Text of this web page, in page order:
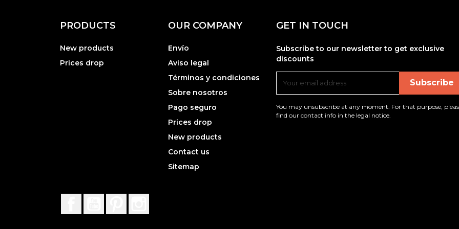
PRODUCTS
New products
Prices drop
OUR COMPANY
Envío
Aviso legal
Términos y condiciones
Sobre nosotros
Pago seguro
Prices drop
New products
Contact us
Sitemap
GET IN TOUCH
Subscribe to our newsletter to get exclusive
discounts
You may unsubscribe at any moment. For that purpose,
find our contact info in the legal notice.